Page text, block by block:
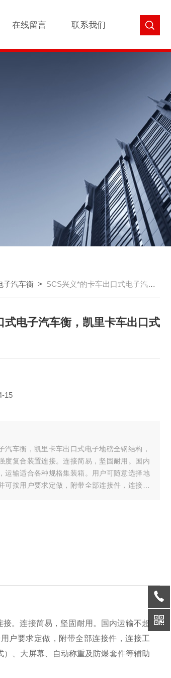
在线留言 联系我们
子汽车衡 > SCS兴义*的卡车出口式电子汽车衡，凯里卡车出口式电子地磅*
式电子汽车衡，凯里卡车出口式
15
汽车衡，凯里卡车出口式电子地磅全钢结构，
度复合装置连接。连接简易，坚固耐用。国内
运输适合各种规格集装箱。用户可随意选择地
可按用户要求定做，附带全部连接件，连接工
。连接简易，坚固耐用。国内运输不超
户要求定做，附带全部连接件，连接工
、大屏幕、自动称重及防爆套件等辅助